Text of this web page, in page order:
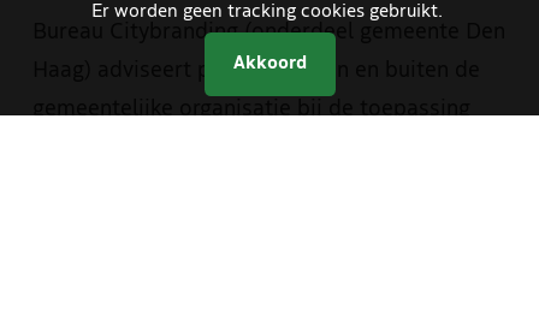
Bureau Citybranding (onderdeel gemeente Den
Haag) adviseert partijen binnen en buiten de
gemeentelijke organisatie bij de toepassing
Er worden geen tracking cookies gebruikt.
Akkoord